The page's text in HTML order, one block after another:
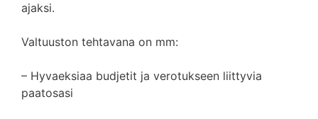
ajaksi.
Valtuuston tehtavana on mm:
– Hyvaeksiaa budjetit ja verotukseen liittyvia
paatosasi